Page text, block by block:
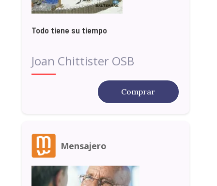
Todo tiene su tiempo
Joan Chittister OSB
Comprar
Mensajero